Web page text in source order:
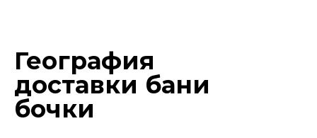
География
доставки бани
бочки